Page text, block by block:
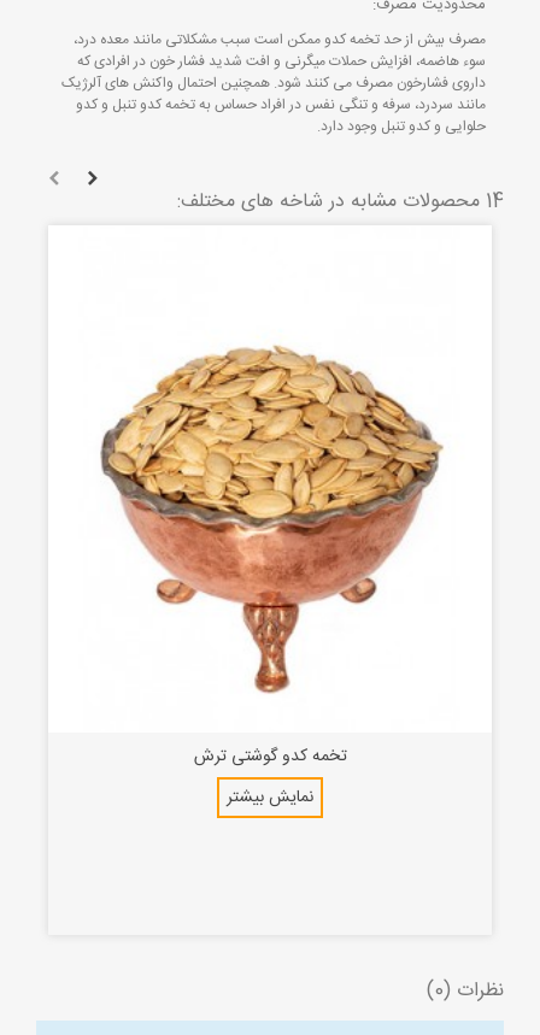
مصرف بیش از حد تخمه کدو ممکن است سبب مشکلاتی مانند معده درد،
سوء هاضمه، افزایش حملات میگرنی و افت شدید فشار خون در افرادی که
داروی فشارخون مصرف می کنند شود. همچنین احتمال واکنش های آلرژیک
مانند سردرد، سرفه و تنگی نفس در افراد حساس به تخمه کدو تنبل و کدو
حلوایی و کدو تنبل وجود دارد.
14 محصولات مشابه در شاخه های مختلف:
تخمه کدو گوشتی ترش
نمایش بیشتر
نظرات (0)